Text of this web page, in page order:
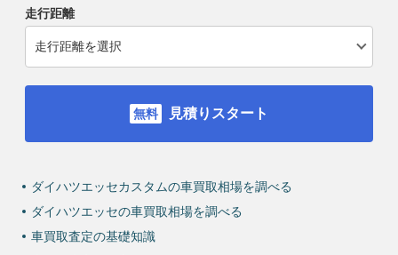
走行距離
見積りスタート
ダイハツエッセカスタムの車買取相場を調べる
ダイハツエッセの車買取相場を調べる
車買取査定の基礎知識